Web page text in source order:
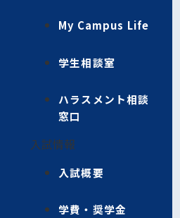
My Campus Life
学生相談室
ハラスメント相談
窓口
入試情報
入試概要
学費・奨学金